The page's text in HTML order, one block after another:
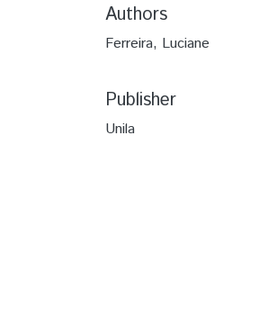
Authors
Ferreira, Luciane
Publisher
Unila